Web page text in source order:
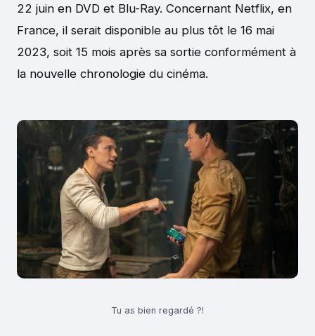
22 juin en DVD et Blu-Ray. Concernant Netflix, en
France, il serait disponible au plus tôt le 16 mai
2023, soit 15 mois après sa sortie conformément à
la nouvelle chronologie du cinéma.
Tu as bien regardé ?!